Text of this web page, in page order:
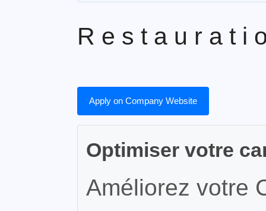
R e s t a u r a t i
Apply on Company Website
Optimiser votre
Améliorez votre